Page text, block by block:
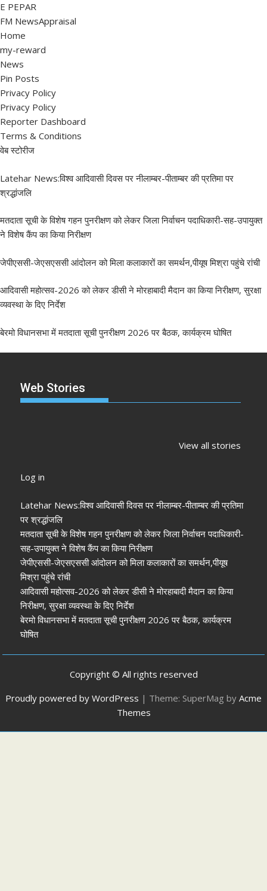
E PEPAR
FM NewsAppraisal
Home
my-reward
News
Pin Posts
Privacy Policy
Privacy Policy
Reporter Dashboard
Terms & Conditions
वेब स्टोरीज
Latehar News:विश्व आदिवासी दिवस पर नीलाम्बर-पीताम्बर की प्रतिमा पर
श्रद्धांजलि
मतदाता सूची के विशेष गहन पुनरीक्षण को लेकर जिला निर्वाचन पदाधिकारी-सह-उपायुक्त
ने विशेष कैंप का किया निरीक्षण
जेपीएससी-जेएसएससी आंदोलन को मिला कलाकारों का समर्थन,पीयूष मिश्रा पहुंचे रांची
आदिवासी महोत्सव-2026 को लेकर डीसी ने मोरहाबादी मैदान का किया निरीक्षण, सुरक्षा
व्यवस्था के दिए निर्देश
बेरमो विधानसभा में मतदाता सूची पुनरीक्षण 2026 पर बैठक, कार्यक्रम घोषित
Web Stories
View all stories
तस्वीर साफ
‘संविधान बचाओ रैली’:
पलक तिवारी
Log in
Latehar News:विश्व आदिवासी दिवस पर नीलाम्बर-पीताम्बर की प्रतिमा
पर श्रद्धांजलि
मतदाता सूची के विशेष गहन पुनरीक्षण को लेकर जिला निर्वाचन पदाधिकारी-
सह-उपायुक्त ने विशेष कैंप का किया निरीक्षण
जेपीएससी-जेएसएससी आंदोलन को मिला कलाकारों का समर्थन,पीयूष
मिश्रा पहुंचे रांची
आदिवासी महोत्सव-2026 को लेकर डीसी ने मोरहाबादी मैदान का किया
निरीक्षण, सुरक्षा व्यवस्था के दिए निर्देश
बेरमो विधानसभा में मतदाता सूची पुनरीक्षण 2026 पर बैठक, कार्यक्रम
घोषित
Copyright © All rights reserved
Proudly powered by WordPress | Theme: SuperMag by Acme
Themes